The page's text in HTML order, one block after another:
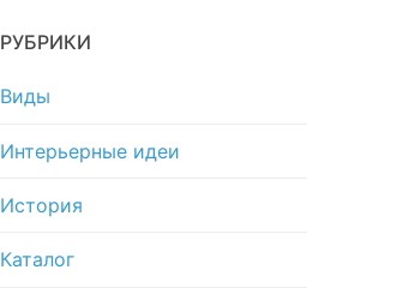
РУБРИКИ
Виды
Интерьерные идеи
История
Каталог